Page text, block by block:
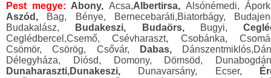
Pest megye: Abony, Acsa,Albertirsa, Alsónémedi,
Aszód,
Bag, Bénye, Bernecebaráti,Biatorbágy,
Budakalász,
Budakeszi, Budaörs, Bugyi,
Ceglédbercel,Csemő, Csévharaszt, Csobánka,
Csömör, Csörög, Csővár,
Dabas,
Délegyháza, Diósd, Domony, Dömsöd,
Dunaharaszti,Dunakeszi, Dunavarsány, Ecser,